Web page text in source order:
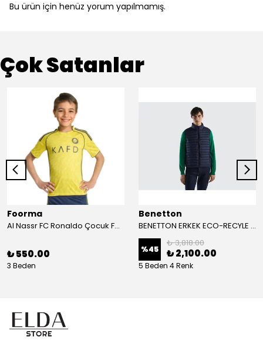
Bu ürün için henüz yorum yapılmamış.
Çok Satanlar
Foorma
Al Nassr FC Ronaldo Çocuk Forma 2'li Takım(Şort/T-Shirt)
₺ 550.00
3 Beden
Benetton
BENETTON ERKEK ECO-RECYLE DOLGULU PUFA YELEK
%45
₺ 3,818.00
₺ 2,100.00
5 Beden 4 Renk